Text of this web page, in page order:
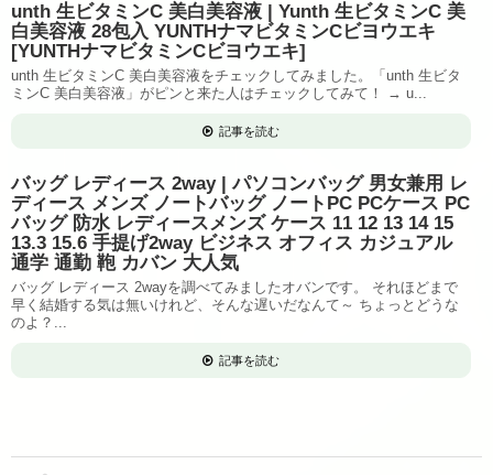
unth 生ビタミンC 美白美容液 | Yunth 生ビタミンC 美
白美容液 28包入 YUNTHナマビタミンCビヨウエキ
[YUNTHナマビタミンCビヨウエキ]
unth 生ビタミンC 美白美容液をチェックしてみました。「unth 生ビタ
ミンC 美白美容液」がピンと来た人はチェックしてみて！ → u...
記事を読む
バッグ レディース 2way | パソコンバッグ 男女兼用 レ
ディース メンズ ノートバッグ ノートPC PCケース PC
バッグ 防水 レディースメンズ ケース 11 12 13 14 15
13.3 15.6 手提げ2way ビジネス オフィス カジュアル
通学 通勤 鞄 カバン 大人気
バッグ レディース 2wayを調べてみましたオバンです。 それほどまで
早く結婚する気は無いけれど、そんな遅いだなんて～ ちょっとどうな
のよ？...
記事を読む